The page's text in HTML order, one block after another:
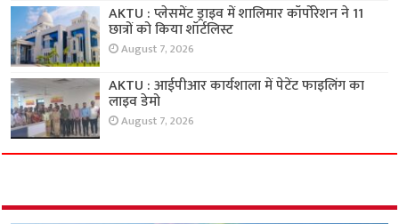
AKTU : प्लेसमेंट ड्राइव में शालिमार कॉर्पोरेशन ने 11
छात्रों को किया शॉर्टलिस्ट
August 7, 2026
AKTU : आईपीआर कार्यशाला में पेटेंट फाइलिंग का
लाइव डेमो
August 7, 2026